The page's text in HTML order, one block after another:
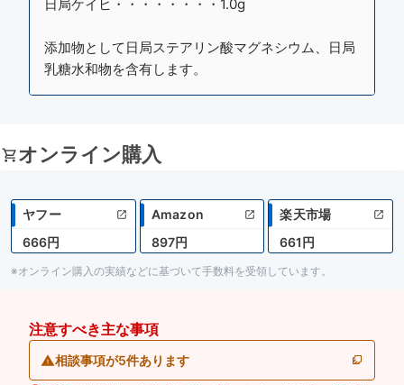
日局ケイヒ・・・・・・・・1.0g
添加物として日局ステアリン酸マグネシウム、日局
乳糖水和物を含有します。
オンライン購入
ヤフー
666円
Amazon
897円
楽天市場
661円
※オンライン購入の実績などに基づいて手数料を受領しています。
注意すべき主な事項
相談事項が5件あります